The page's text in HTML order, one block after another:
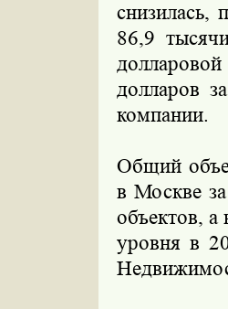
86,9
долларов
компании.
Общий
в Москве
объектов, а
уровня в